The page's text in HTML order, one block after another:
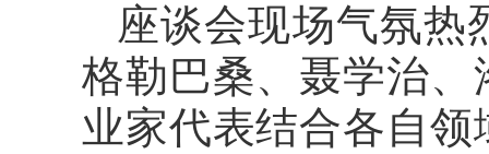
座谈会现场气氛热
格勒巴桑、聂学治
业家代表结合各自